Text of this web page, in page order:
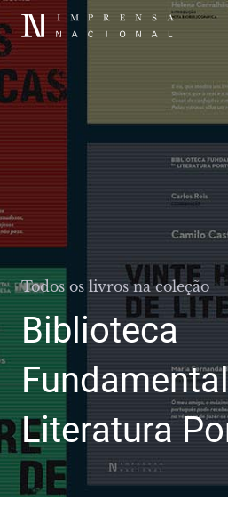
Todos os livros na coleção
Biblioteca
Fundamental
Literatura